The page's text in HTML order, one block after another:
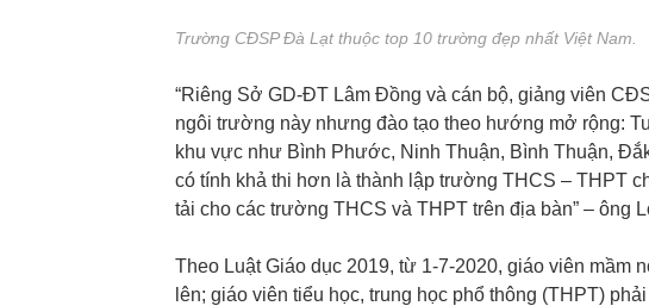
Trường CĐSP Đà Lạt thuộc top 10 trường đẹp nhất Việt Nam.
“Riêng Sở GD-ĐT Lâm Đồng và cán bộ, giảng viên
ngôi trường này nhưng đào tạo theo hướng mở rộng:
khu vực như Bình Phước, Ninh Thuận, Bình Thuận,
có tính khả thi hơn là thành lập trường THCS – THPT
tải cho các trường THCS và THPT trên địa bàn” – ông
Theo Luật Giáo dục 2019, từ 1-7-2020, giáo viên mầm
lên; giáo viên tiểu học, trung học phổ thông (THPT)